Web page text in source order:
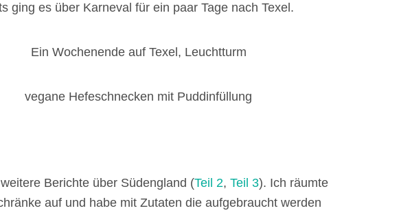
ging es über Karneval für ein paar Tage nach Texel.
Berichte über Südengland (Teil 2, Teil 3). Ich räumte
auf und habe mit Zutaten die aufgebraucht werden